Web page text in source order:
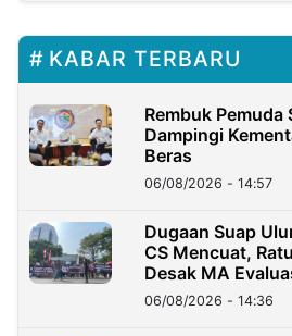
KABAR TERBARU
Rembuk Pemuda
Dampingi
Beras
06/08/2026 - 14:57
Dugaan Suap
CS Mencuat,
Desak MA
06/08/2026 - 14:36